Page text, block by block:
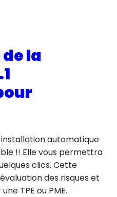
la
installation automatique
!! Elle vous permettra
clics. Cette
des risques et
TPE ou PME.